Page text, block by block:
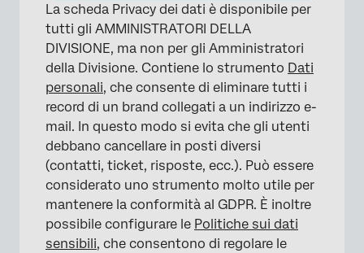
La scheda Privacy dei dati è disponibile per
tutti gli AMMINISTRATORI DELLA
DIVISIONE, ma non per gli Amministratori
della Divisione. Contiene lo strumento Dati
personali, che consente di eliminare tutti i
record di un brand collegati a un indirizzo e-
mail. In questo modo si evita che gli utenti
debbano cancellare in posti diversi
(contatti, ticket, risposte, ecc.). Può essere
considerato uno strumento molto utile per
mantenere la conformità al GDPR. È inoltre
possibile configurare le Politiche sui dati
sensibili, che consentono di regolare le